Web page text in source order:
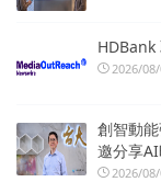
HDBank
2026/
創智動
邀分享
2026/